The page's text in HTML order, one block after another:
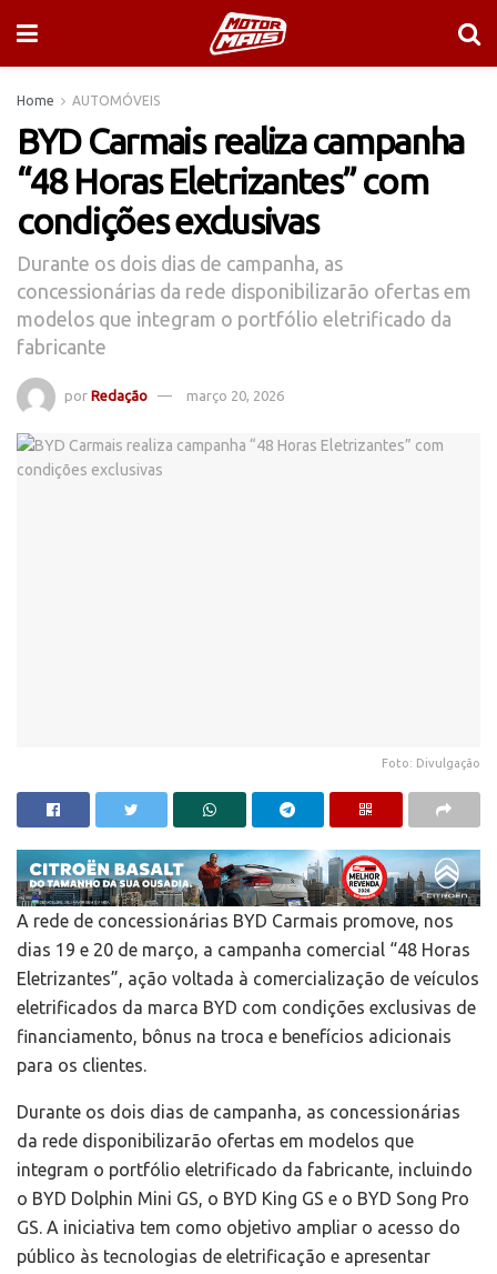
Home AUTOMÓVEIS
BYD Carmais realiza campanha
“48 Horas Eletrizantes” com
condições exclusivas
Durante os dois dias de campanha, as
concessionárias da rede disponibilizarão ofertas em
modelos que integram o portfólio eletrificado da
fabricante
por Redação março 20, 2026
Foto: Divulgação
A rede de concessionárias BYD Carmais promove, nos
dias 19 e 20 de março, a campanha comercial “48 Horas
Eletrizantes”, ação voltada à comercialização de veículos
eletrificados da marca BYD com condições exclusivas de
financiamento, bônus na troca e benefícios adicionais
para os clientes.
Durante os dois dias de campanha, as concessionárias
da rede disponibilizarão ofertas em modelos que
integram o portfólio eletrificado da fabricante, incluindo
o BYD Dolphin Mini GS, o BYD King GS e o BYD Song Pro
GS. A iniciativa tem como objetivo ampliar o acesso do
público às tecnologias de eletrificação e apresentar